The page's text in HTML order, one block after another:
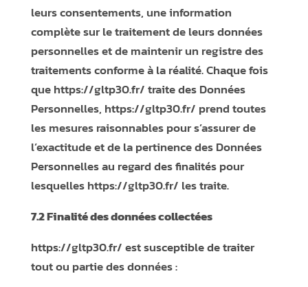
leurs consentements, une information
complète sur le traitement de leurs données
personnelles et de maintenir un registre des
traitements conforme à la réalité. Chaque fois
quehttps://gltp30.fr/traite des Données
Personnelles, https://gltp30.fr/ prend toutes
les mesures raisonnables pour s’assurer de
l’exactitude et de la pertinence des Données
Personnelles au regard des finalités pour
lesquelleshttps://gltp30.fr/ les traite.
7.2 Finalité des données collectées
https://gltp30.fr/est susceptible de traiter
tout ou partie des données :